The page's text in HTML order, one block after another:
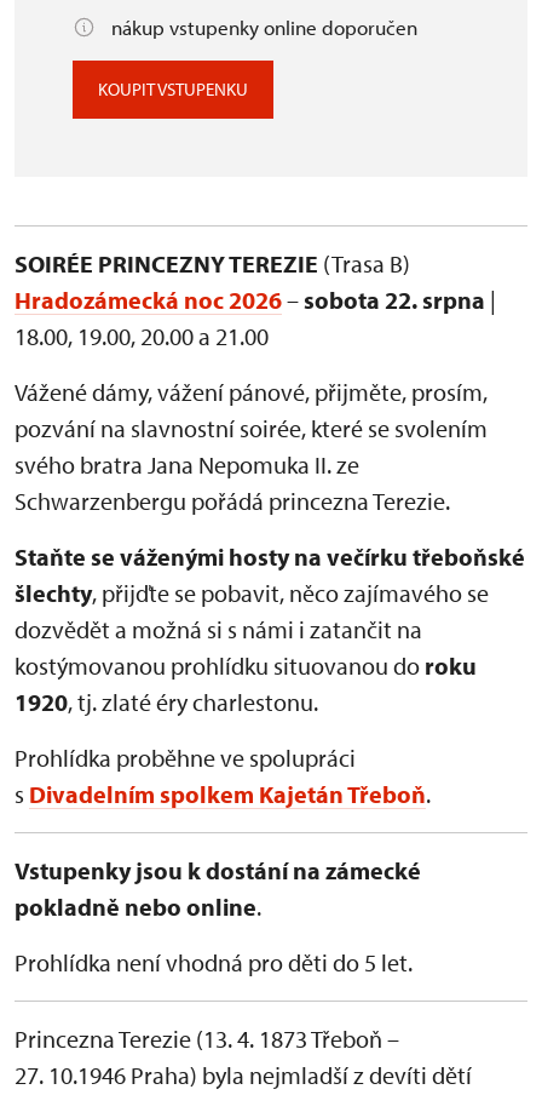
nákup vstupenky online doporučen
KOUPIT VSTUPENKU
SOIRÉE PRINCEZNY TEREZIE (Trasa B)
Hradozámecká noc 2026–sobota 22. srpna |
18.00, 19.00, 20.00 a 21.00
Vážené dámy, vážení pánové, přijměte, prosím,
pozvání na slavnostní soirée, které se svolením
svého bratra Jana Nepomuka II. ze
Schwarzenbergu pořádá princezna Terezie.
Staňte se váženými hosty na večírku třeboňské
šlechty, přijďte se pobavit, něco zajímavého se
dozvědět a možná si s námi i zatančit na
kostýmovanou prohlídku situovanou do roku
1920, tj. zlaté éry charlestonu.
Prohlídka proběhne ve spolupráci
s Divadelním spolkem Kajetán Třeboň.
Vstupenky jsou k dostání na zámecké
pokladně nebo online.
Prohlídka není vhodná pro děti do 5 let.
Princezna Terezie (13. 4. 1873 Třeboň –
27. 10.1946 Praha) byla nejmladší z devíti dětí